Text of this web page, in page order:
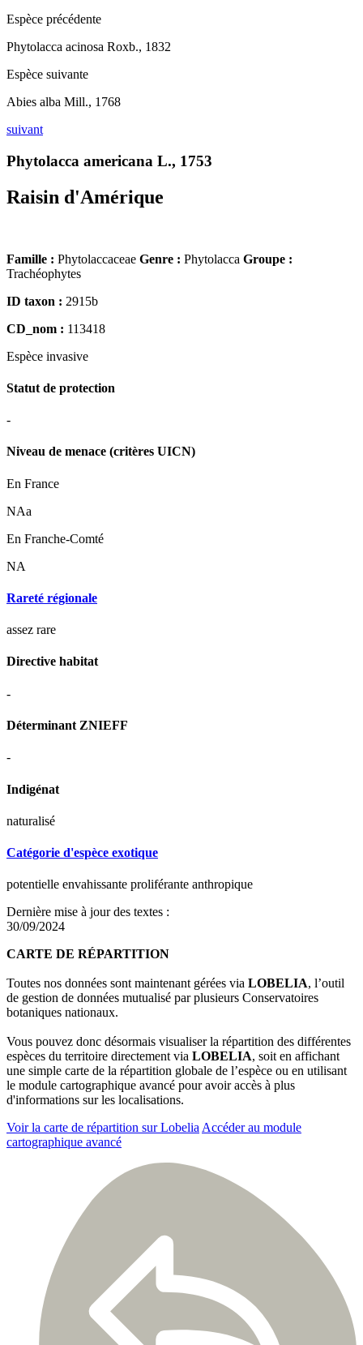
Espèce précédente
Phytolacca acinosa Roxb., 1832
Espèce suivante
Abies alba Mill., 1768
suivant
Phytolacca americana L., 1753
Raisin d'Amérique
Famille : Phytolaccaceae Genre : Phytolacca Groupe :
Trachéophytes
ID taxon : 2915b
CD_nom : 113418
Espèce invasive
Statut de protection
-
Niveau de menace (critères UICN)
En France
NAa
En Franche-Comté
NA
Rareté régionale
assez rare
Directive habitat
-
Déterminant ZNIEFF
-
Indigénat
naturalisé
Catégorie d'espèce exotique
potentielle envahissante proliférante anthropique
Dernière mise à jour des textes :
30/09/2024
CARTE DE RÉPARTITION
Toutes nos données sont maintenant gérées via LOBELIA, l’outil
de gestion de données mutualisé par plusieurs Conservatoires
botaniques nationaux.
Vous pouvez donc désormais visualiser la répartition des différentes
espèces du territoire directement via LOBELIA, soit en affichant
une simple carte de la répartition globale de l’espèce ou en utilisant
le module cartographique avancé pour avoir accès à plus
d'informations sur les localisations.
Voir la carte de répartition sur Lobelia Accéder au module
cartographique avancé